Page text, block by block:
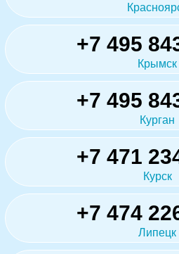
+7 495
Крымск
+7 495
Курган
+7 471
Курск
+7 474
Липецк